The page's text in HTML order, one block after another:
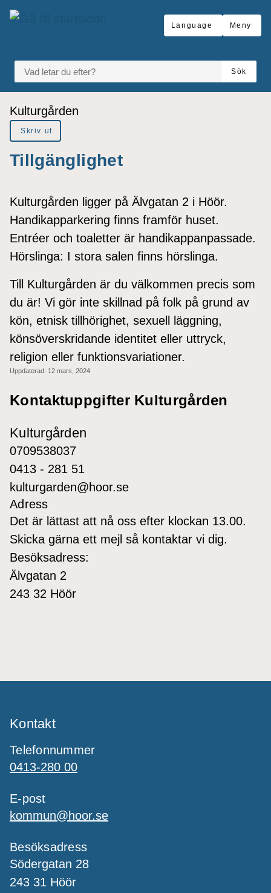
Gå till innehåll
till sidomeny
Language Meny
VAD LETAR DU EFTER?
Sök
Du är här:
Kulturgården
Skriv ut
Tillgänglighet
Kulturgården ligger på Älvgatan 2 i Höör.
Handikapparkering finns framför huset.
Entréer och toaletter är handikappanpassade.
Hörslinga: I stora salen finns hörslinga.
Till Kulturgården är du välkommen precis som
du är! Vi gör inte skillnad på folk på grund av
kön, etnisk tillhörighet, sexuell läggning,
könsöverskridande identitet eller uttryck,
religion eller funktionsvariationer.
Uppdaterad: 12 mars, 2024
Kontaktuppgifter Kulturgården
Kulturgården
0709538037
0413 - 281 51
kulturgarden@hoor.se
Adress
Det är lättast att nå oss efter klockan 13.00.
Skicka gärna ett mejl så kontaktar vi dig.
Besöksadress:
Älvgatan 2
243 32 Höör
Kontakt
Telefonnummer
0413-280 00
E-post
kommun@hoor.se
Besöksadress
Södergatan 28
243 31 Höör